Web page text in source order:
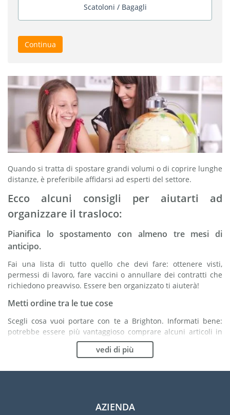
Scatoloni / Bagagli
Continua
Quando si tratta di spostare grandi volumi o di coprire lunghe
distanze, è preferibile affidarsi ad esperti del settore.
Ecco alcuni consigli per aiutarti ad
organizzare il trasloco:
Pianifica lo spostamento con almeno tre mesi di
anticipo.
Fai una lista di tutto quello che devi fare: ottenere visti,
permessi di lavoro, fare vaccini o annullare dei contratti che
richiedono preavviso. Essere ben organizzato ti aiuterà!
Metti ordine tra le tue cose
Scegli cosa vuoi portare con te a Brighton. Informati bene:
potrebbe essere più vantaggioso comprare alcuni articoli in
Scegli la compagnia di traslochi più adatta ad
organizzare il tuo trasferimento a Brighton
vedi di più
AZIENDA